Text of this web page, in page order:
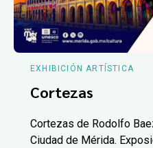
EXHIBICIÓN ARTÍSTICA
Cortezas
Cortezas de Rodolfo
Ciudad de Mérida.